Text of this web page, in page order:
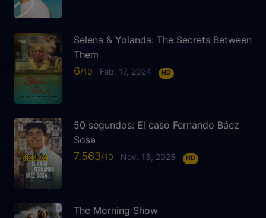
Selena & Yolanda: The Secrets Between
Them
6 Feb. 17, 2024 HD
50 segundos: El caso Fernando Báez
Sosa
7.563 Nov. 13, 2025 HD
The Morning Show